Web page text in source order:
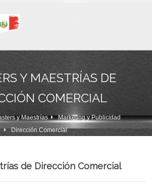
Y MAESTRÍAS DE
COMERCIAL
y Maestrías
Marketing y Publicidad
Dirección Comercial
de Dirección Comercial